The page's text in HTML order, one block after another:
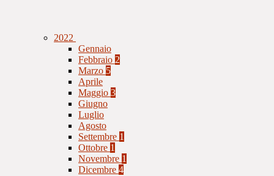
2022
Gennaio
Febbraio 2
Marzo 5
Aprile
Maggio 3
Giugno
Luglio
Agosto
Settembre 1
Ottobre 1
Novembre 1
Dicembre 4